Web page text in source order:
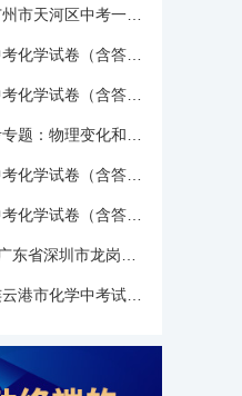
2023年广东省广州市天河区中考一模化学试卷
2022年广东省中考化学试卷（含答案）
2024年广东省中考化学试卷（含答案）
2022年云南省中考化学试卷（含答案与解析）
2021年广东省中考化学试卷（含答案与解析）
2022年江苏省连云港市化学中考试卷（含答案）